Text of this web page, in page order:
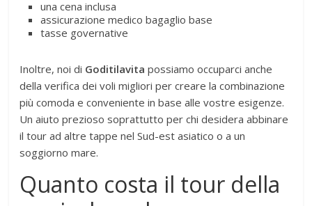
una cena inclusa
assicurazione medico bagaglio base
tasse governative
Inoltre, noi di Goditilavita possiamo occuparci anche
della verifica dei voli migliori per creare la combinazione
più comoda e conveniente in base alle vostre esigenze.
Un aiuto prezioso soprattutto per chi desidera abbinare
il tour ad altre tappe nel Sud-est asiatico o a un
soggiorno mare.
Quanto costa il tour della